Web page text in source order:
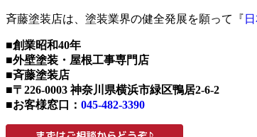
斉藤塗装店は、塗装業界の健全発展を願って『
■創業昭和40年
■外壁塗装・屋根工事専門店
■斉藤塗装店
■〒226-0003 神奈川県横浜市緑区鴨居2-6-2
■お客様窓口： 045-482-3390